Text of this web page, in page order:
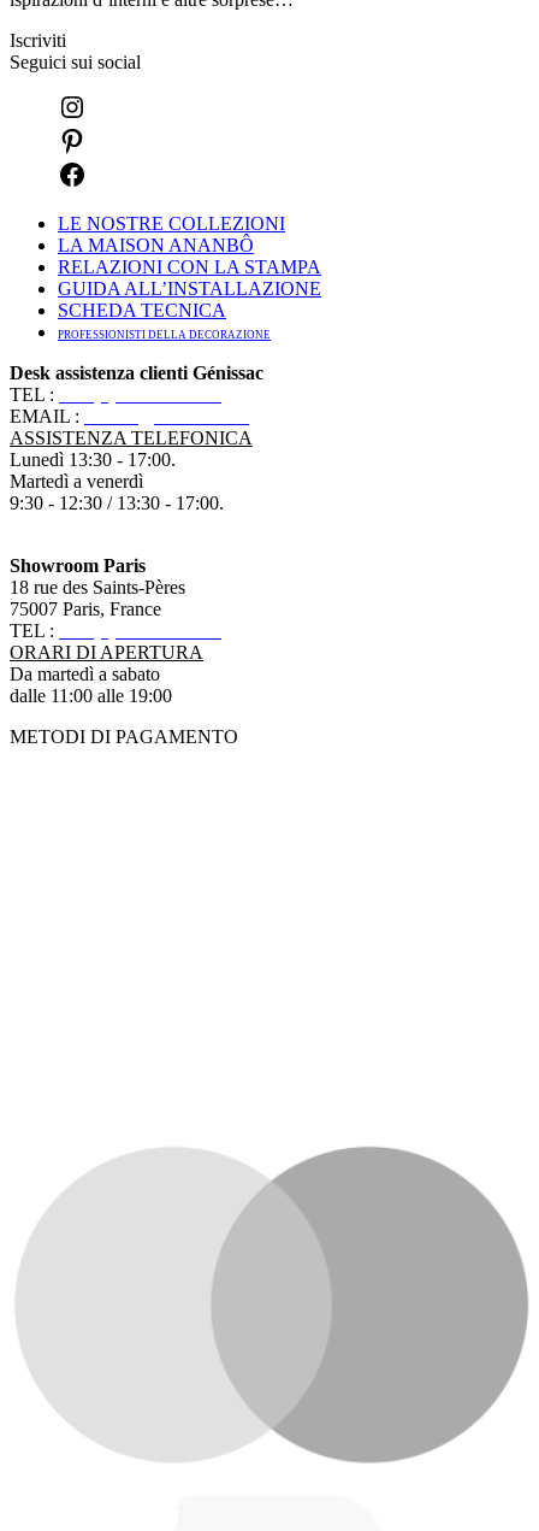
Iscriviti
Seguici sui social
LE NOSTRE COLLEZIONI
LA MAISON ANANBÔ
RELAZIONI CON LA STAMPA
GUIDA ALL’INSTALLAZIONE
SCHEDA TECNICA
PROFESSIONISTI DELLA DECORAZIONE
Desk assistenza clienti Génissac
TEL :
EMAIL :
ASSISTENZA TELEFONICA
Lunedì 13:30 - 17:00.
Martedì a venerdì
9:30 - 12:30 / 13:30 - 17:00.
Showroom Paris
18 rue des Saints-Pères
75007 Paris, France
TEL :
ORARI DI APERTURA
Da martedì a sabato
dalle 11:00 alle 19:00
METODI DI PAGAMENTO